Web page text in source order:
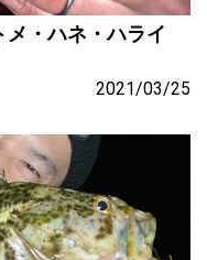
・ハネ・ハライ
2021/03/25